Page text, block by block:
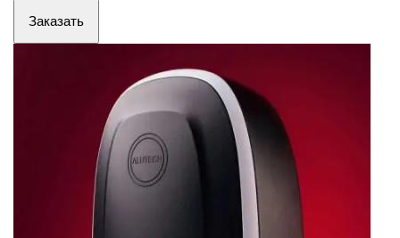
Заказать